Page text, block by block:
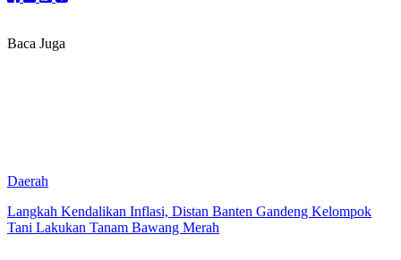
Baca Juga
Daerah
Langkah Kendalikan Inflasi, Distan Banten Gandeng Kelompok
Tani Lakukan Tanam Bawang Merah